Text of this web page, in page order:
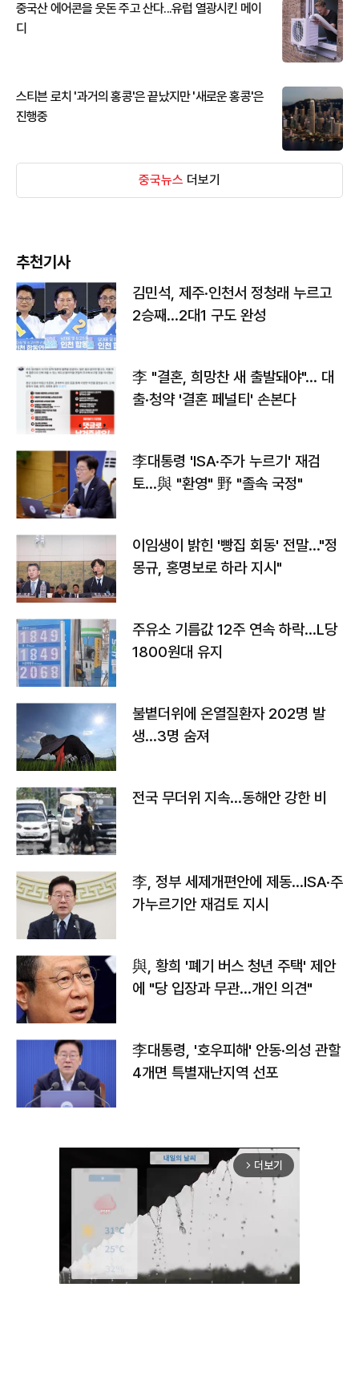
중국산 에어콘을 웃돈 주고 산다...유럽 열광시킨 메이
디
스티븐 로치 '과거의 홍콩'은 끝났지만 '새로운 홍콩'은
진행중
중국뉴스 더보기
추천기사
김민석, 제주·인천서 정청래 누르고
2승째…2대1 구도 완성
李 "결혼, 희망찬 새 출발돼야"… 대
출·청약 '결혼 페널티' 손본다
李대통령 'ISA·주가 누르기' 재검
토…與 "환영" 野 "졸속 국정"
이임생이 밝힌 '빵집 회동' 전말…"정
몽규, 홍명보로 하라 지시"
주유소 기름값 12주 연속 하락…L당
1800원대 유지
불볕더위에 온열질환자 202명 발
생…3명 숨져
전국 무더위 지속…동해안 강한 비
李, 정부 세제개편안에 제동…ISA·주
가누르기안 재검토 지시
與, 황희 '폐기 버스 청년 주택' 제안
에 "당 입장과 무관…개인 의견"
李대통령, '호우피해' 안동·의성 관할
4개면 특별재난지역 선포
arrow_forward_ios 더보기